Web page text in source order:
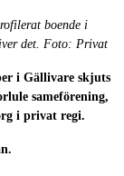
boende i
det. Foto: Privat
i Gällivare skjuts
sameförening,
i privat regi.